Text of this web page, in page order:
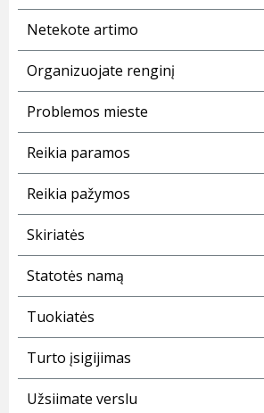
Netekote artimo
Organizuojate renginį
Problemos mieste
Reikia paramos
Reikia pažymos
Skiriatės
Statotės namą
Tuokiatės
Turto įsigijimas
Užsiimate verslu